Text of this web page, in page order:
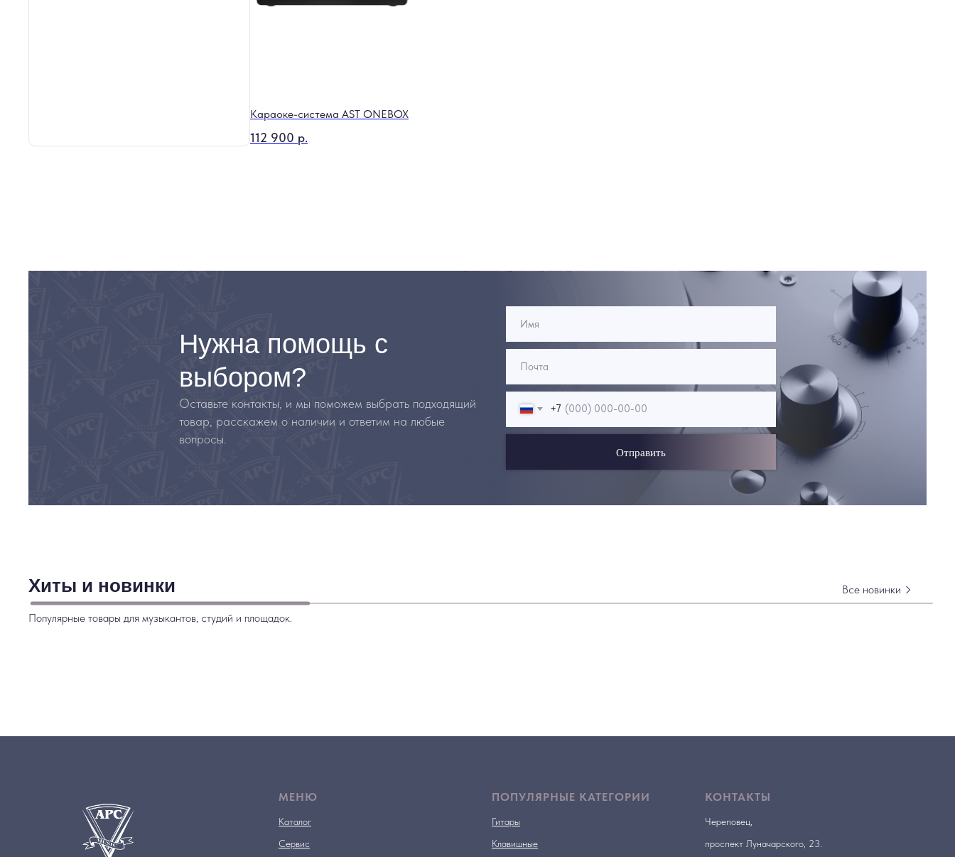
Караоке-система AST ONEBOX
112 900 р.
Нужна помощь с
выбором?
Оставьте контакты, и мы поможем выбрать подходящий
товар, расскажем о наличии и ответим на любые
вопросы.
+7
Отправить
Хиты и новинки
Популярные товары для музыкантов, студий и площадок.
Все новинки
МЕНЮ
Каталог
Сервис
ПОПУЛЯРНЫЕ КАТЕГОРИИ
Гитары
Клавишные
КОНТАКТЫ
Череповец,
проспект Луначарского, 23.